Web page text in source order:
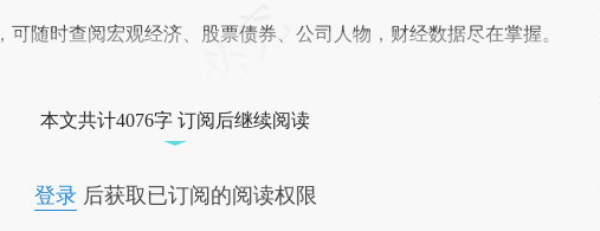
，可随时查阅宏观经济、股票债券、公司人物，财经数据尽在掌握。
本文共计4076字 订阅后继续阅读
登录后获取已订阅的阅读权限